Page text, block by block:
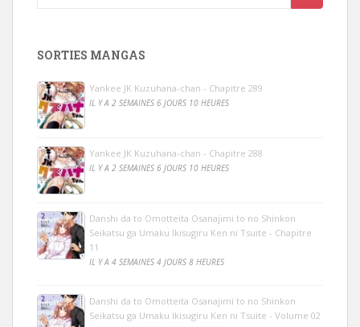
SORTIES MANGAS
Yankee JK Kuzuhana-chan - Chapitre 289
IL Y A 2 SEMAINES 6 JOURS 10 HEURES
Yankee JK Kuzuhana-chan - Chapitre 288
IL Y A 2 SEMAINES 6 JOURS 10 HEURES
Danshi da to Omotteita Osanajimi to no Shinkon
Seikatsu ga Umaku Ikisugiru Ken ni Tsuite - Chapitre
11
IL Y A 4 SEMAINES 4 JOURS 8 HEURES
Danshi da to Omotteita Osanajimi to no Shinkon
Seikatsu ga Umaku Ikisugiru Ken ni Tsuite - Volume 02